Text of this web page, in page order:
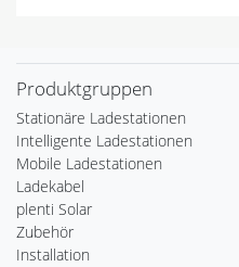
Produktgruppen
Stationäre Ladestationen
Intelligente Ladestationen
Mobile Ladestationen
Ladekabel
plenti Solar
Zubehör
Installation